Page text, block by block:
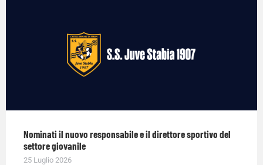
Nominati il nuovo responsabile e il direttore sportivo del
settore giovanile
25 Luglio 2026